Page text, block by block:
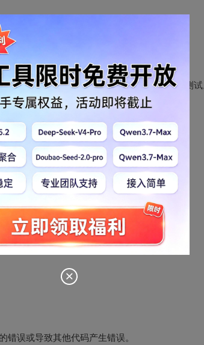
出判断程序的正确性。
地方，然后再针对性地构造测试样例进行测试
白箱测试。
进行的测试，通常是黑箱测试。
对象是多个通过单元测试的模块。
误或导致其他代码产生错误。